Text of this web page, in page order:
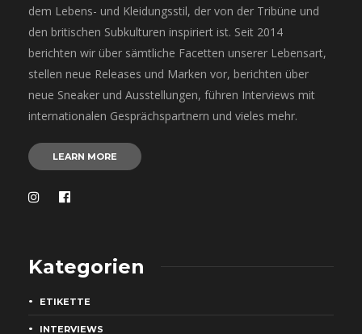
dem Lebens- und Kleidungsstil, der von der Tribüne und
den britischen Subkulturen inspiriert ist. Seit 2014
berichten wir über sämtliche Facetten unserer Lebensart,
stellen neue Releases und Marken vor, berichten über
neue Sneaker und Ausstellungen, führen Interviews mit
internationalen Gesprächspartnern und vieles mehr.
LEARN MORE
Kategorien
ETIKETTE
INTERVIEWS